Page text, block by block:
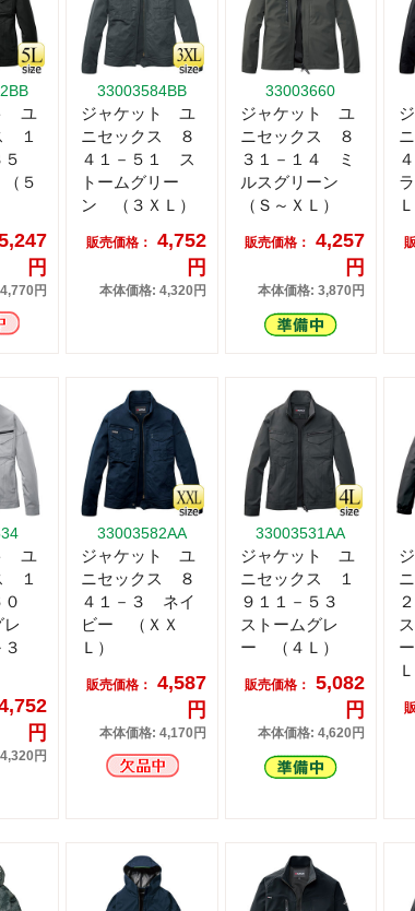
ユ
１
５
５
円
円
33003584BB
ジャケット ユ
ニセックス ８
４１－５１ ス
トームグリー
ン （３ＸＬ）
販売価格：
4,752
円
本体価格: 4,320円
33003660
ジャケット ユ
ニセックス ８
３１－１４ ミ
ルスグリーン
（Ｓ～ＸＬ）
販売価格：
4,257
円
本体価格: 3,870円
ユ
１
０
円
円
33003582AA
ジャケット ユ
ニセックス ８
４１－３ ネイ
ビー （ＸＸ
Ｌ）
販売価格：
4,587
円
本体価格: 4,170円
33003531AA
ジャケット ユ
ニセックス １
９１１－５３
ストームグレ
ー （４Ｌ）
販売価格：
5,082
円
本体価格: 4,620円